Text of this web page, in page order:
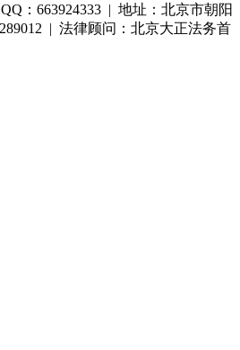
：663924333 | 地址：北京市朝阳
| 法律顾问：北京大正法务首